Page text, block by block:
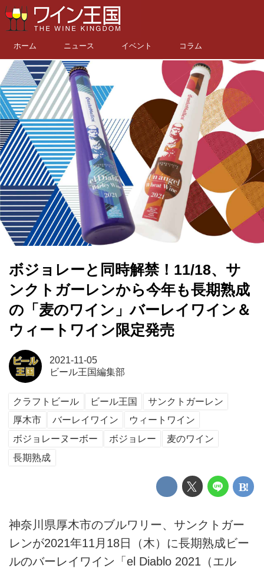
ホーム ニュース イベント コラム
ボジョレーと同時解禁！11/18、サ
ンクトガーレンから今年も長期熟成
の「麦のワイン」バーレイワイン＆
ウィートワイン限定発売
2021-11-05
ビール王国編集部
クラフトビール ビール王国
サンクトガーレン
厚木市
バーレイワイン
ウィートワイン
ボジョレーヌーボー
ボジョレー
麦のワイン
長期熟成
神奈川県厚木市のブルワリー、サンクトガー
レンが2021年11月18日（木）に長期熟成ビー
ルのバーレイワイン「el Diablo 2021（エル